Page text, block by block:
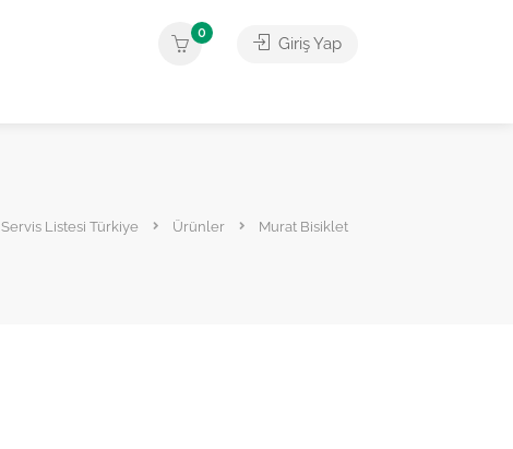
0
Giriş Yap
Servis Listesi Türkiye Ürünler Murat Bisiklet